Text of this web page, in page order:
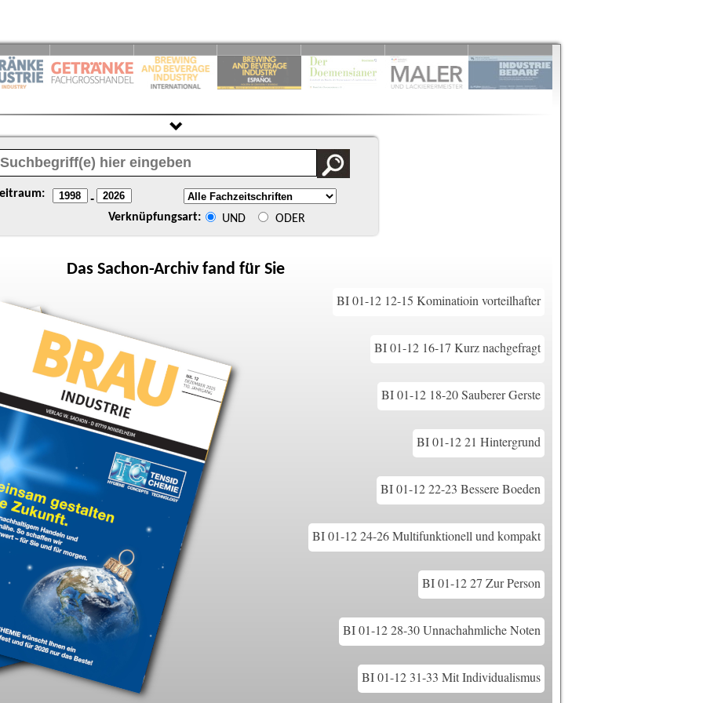
-
Verknüpfungsart: UND ODER
Das Sachon-Archiv fand für Sie
BI 01-12 12-15 Kominatioin vorteilhafter
BI 01-12 16-17 Kurz nachgefragt
BI 01-12 18-20 Sauberer Gerste
BI 01-12 21 Hintergrund
BI 01-12 22-23 Bessere Boeden
BI 01-12 24-26 Multifunktionell und kompakt
BI 01-12 27 Zur Person
BI 01-12 28-30 Unnachahmliche Noten
BI 01-12 31-33 Mit Individualismus